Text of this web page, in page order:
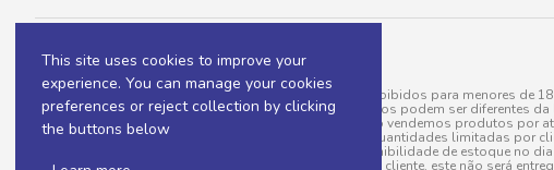
This site uses cookies to improve your
experience. You can manage your cookies
preferences or reject collection by clicking
the buttons below
A venda e o consumo de bebidas alcoólicas são proibidos para menores de
válidas para a loja eletrônica, sendo que seus preços podem ser diferentes
para menos, por conta de produtos variáveis; e não vendemos produtos por
do pedido. Produtos em promoção possuem quantidades limitadas por
20/03/97). A venda está diretamente ligada à disponibilidade de estoque no
Caso algum produto venha a faltar no pedido do cliente, este não será